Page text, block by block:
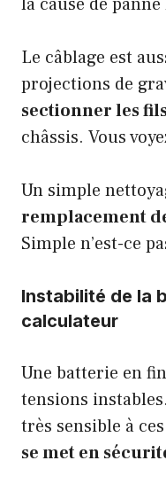
la cause de
Le câblage est
projections de
sectionner les
châssis. Vous
Un simple
remplacement
Simple n’est-ce
Instabilité de la
calculateur
Une batterie en
tensions
très sensible à
se met en